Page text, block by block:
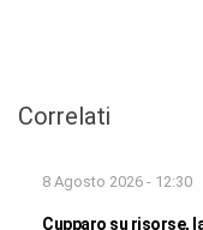
Correlati
8 Agosto 2026 - 12:30
Cupparo su risorse,